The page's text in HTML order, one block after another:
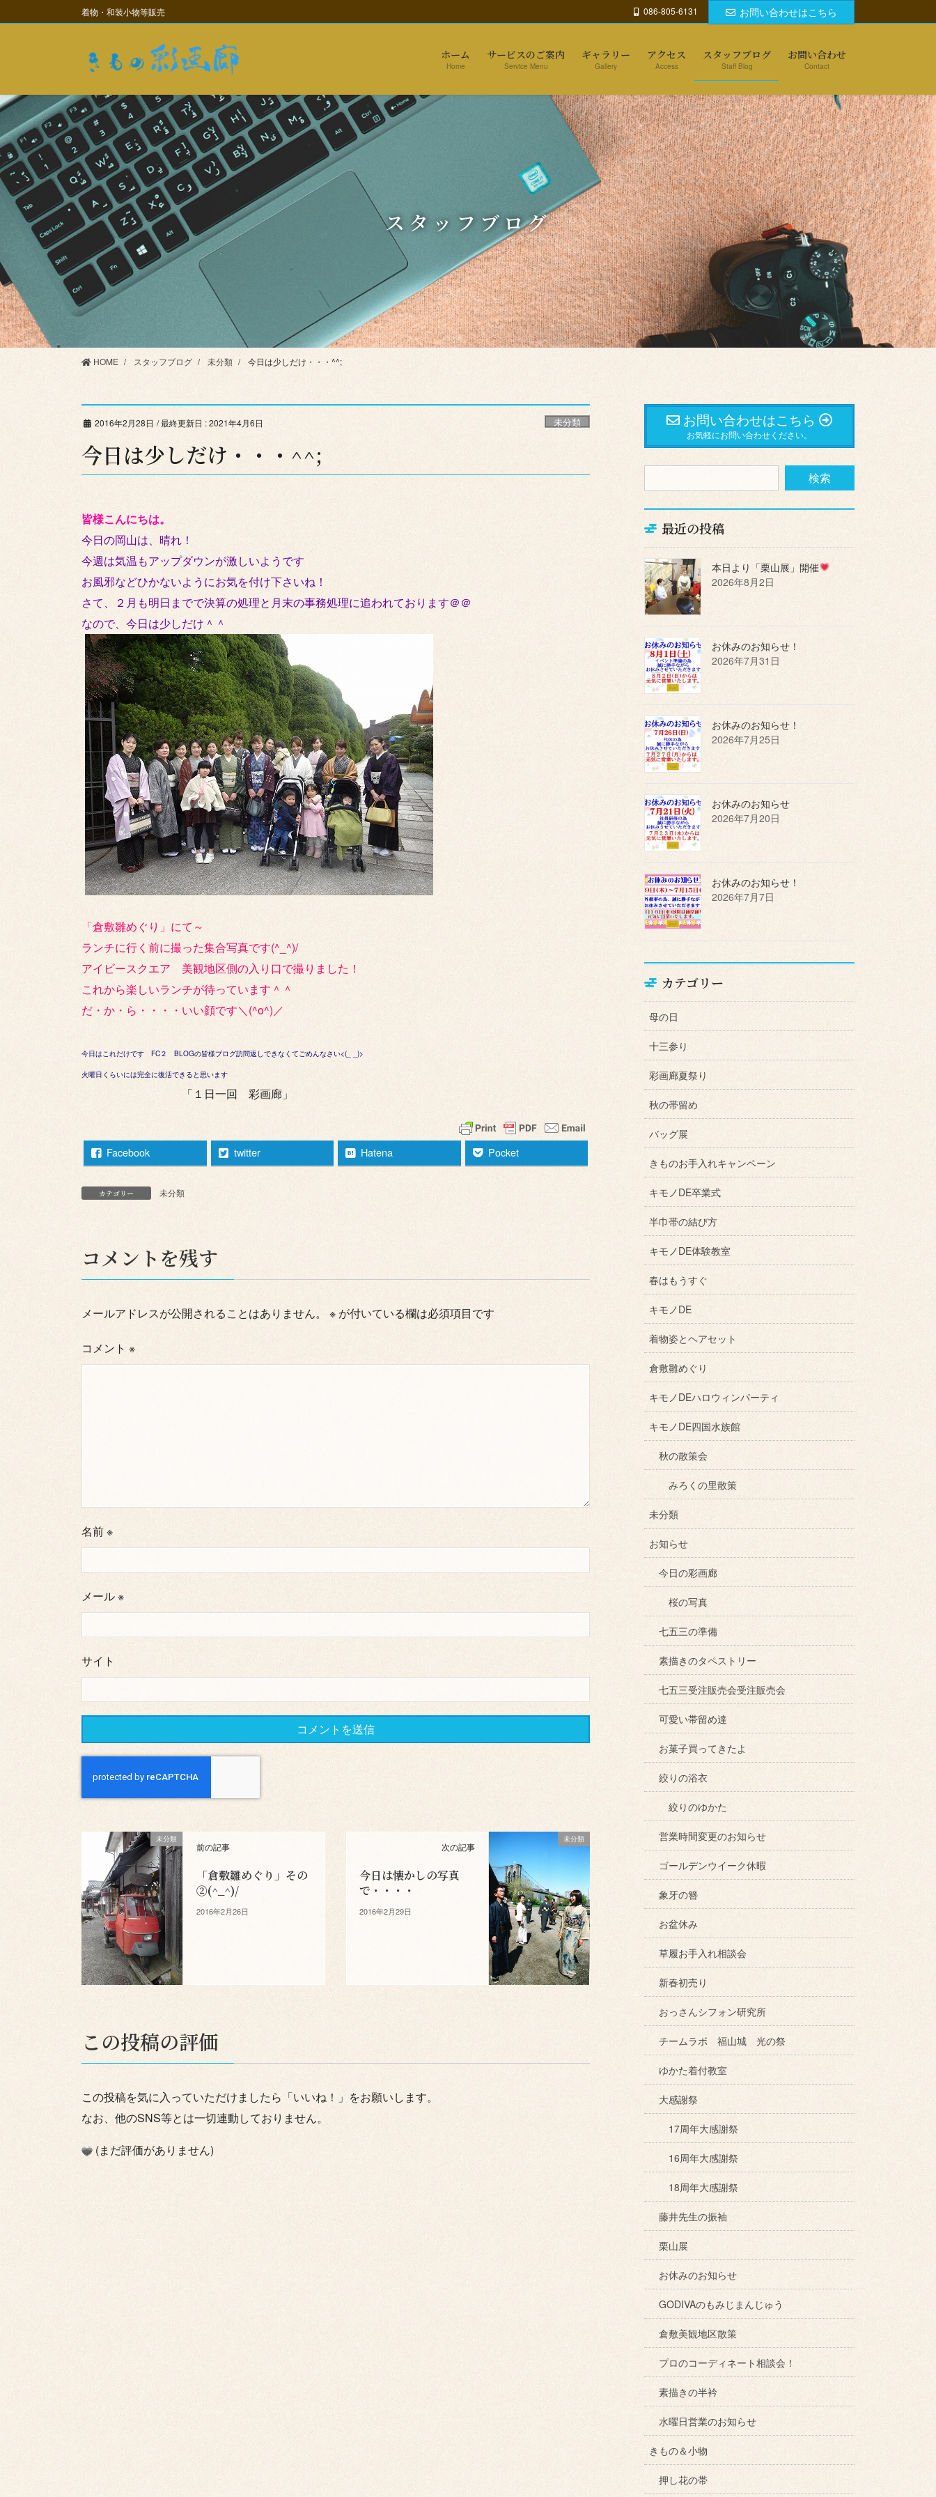
ン
に
移
ビ
ョ
ン
移
動
着物・和装小物等販売 086-805-6131 お問い合わせはこちら
ホーム
Home
サービスのご案内
Service Menu
ギャラリー
Gallery
アクセス
Access
スタッフブログ
Staff Blog
お問い合わせ
Contact
スタッフブログ
HOME スタッフブログ 未分類 今日は少しだけ・・・^^;
2016年2月28日 / 最終更新日 :2021年4月6日 未分類
今日は少しだけ・・・^^;
皆様こんにちは。
今日の岡山は、晴れ！
今週は気温もアップダウンが激しいようです
お風邪などひかないようにお気を付け下さいね！
さて、２月も明日までで決算の処理と月末の事務処理に追われております＠＠
なので、今日は少しだけ＾＾
「倉敷雛めぐり」にて～
ランチに行く前に撮った集合写真です(^_^)/
アイビースクエア 美観地区側の入り口で撮りました！
これから楽しいランチが待っています＾＾
だ・か・ら・・・・いい顔です＼(^o^)／
今日はこれだけです FC２ BLOGの皆様ブログ訪問返しできなくてごめんなさい<(_ _)>
火曜日くらいには完全に復活できると思います
「１日一回 彩画廊」
Facebook twitter Hatena Pocket
カテゴリー 未分類
コメントを残す
メールアドレスが公開されることはありません。 ※ が付いている欄は必須項目です
コメント ※
名前※
メール※
サイト
未分類
前の記事
「倉敷雛めぐり」その
②(^_^)/
2016年2月26日
未分類
次の記事
今日は懐かしの写真
で・・・・
2016年2月29日
この投稿の評価
この投稿を気に入っていただけましたら「いいね！」をお願いします。
なお、他のSNS等とは一切連動しておりません。
(まだ評価がありません)
お問い合わせはこちら
お気軽にお問い合わせください。
最近の投稿
本日より「栗山展」開催
2026年8月2日
お休みのお知らせ！
2026年7月31日
お休みのお知らせ！
2026年7月25日
お休みのお知らせ
2026年7月20日
お休みのお知らせ！
2026年7月7日
カテゴリー
母の日
十三参り
彩画廊夏祭り
秋の帯留め
バッグ展
きものお手入れキャンペーン
キモノDE卒業式
半巾帯の結び方
キモノDE体験教室
春はもうすぐ
キモノDE
着物姿とヘアセット
倉敷雛めぐり
キモノDEハロウィンパーティ
キモノDE四国水族館
秋の散策会
みろくの里散策
未分類
お知らせ
今日の彩画廊
桜の写真
七五三の準備
素描きのタペストリー
七五三受注販売会受注販売会
可愛い帯留め達
お菓子買ってきたよ
絞りの浴衣
絞りのゆかた
営業時間変更のお知らせ
ゴールデンウイーク休暇
象牙の簪
お盆休み
草履お手入れ相談会
新春初売り
おっさんシフォン研究所
チームラボ 福山城 光の祭
ゆかた着付教室
大感謝祭
17周年大感謝祭
16周年大感謝祭
18周年大感謝祭
藤井先生の振袖
栗山展
お休みのお知らせ
GODIVAのもみじまんじゅう
倉敷美観地区散策
プロのコーディネート相談会！
素描きの半衿
水曜日営業のお知らせ
きもの＆小物
押し花の帯